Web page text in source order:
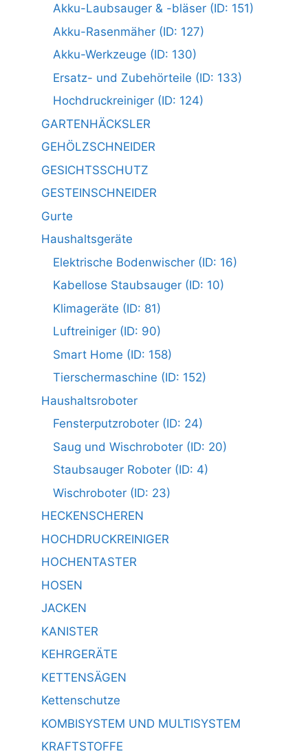
Akku-Laubsauger & -bläser (ID: 151)
Akku-Rasenmäher (ID: 127)
Akku-Werkzeuge (ID: 130)
Ersatz- und Zubehörteile (ID: 133)
Hochdruckreiniger (ID: 124)
GARTENHÄCKSLER
GEHÖLZSCHNEIDER
GESICHTSSCHUTZ
GESTEINSCHNEIDER
Gurte
Haushaltsgeräte
Elektrische Bodenwischer (ID: 16)
Kabellose Staubsauger (ID: 10)
Klimageräte (ID: 81)
Luftreiniger (ID: 90)
Smart Home (ID: 158)
Tierschermaschine (ID: 152)
Haushaltsroboter
Fensterputzroboter (ID: 24)
Saug und Wischroboter (ID: 20)
Staubsauger Roboter (ID: 4)
Wischroboter (ID: 23)
HECKENSCHEREN
HOCHDRUCKREINIGER
HOCHENTASTER
HOSEN
JACKEN
KANISTER
KEHRGERÄTE
KETTENSÄGEN
Kettenschutze
KOMBISYSTEM UND MULTISYSTEM
KRAFTSTOFFE